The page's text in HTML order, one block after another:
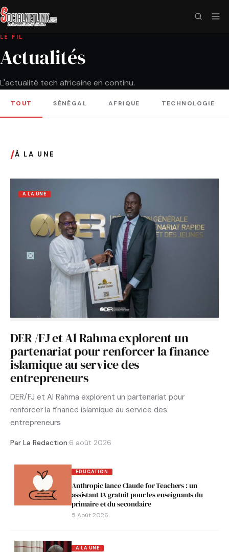
LE FIL
Actualités
L'actualité tech africaine en continu.
TOUT SÉNÉGAL AFRIQUE TECHNOLOGIE
/À LA UNE
A LA UNE
DER /FJ et Al Rahma explorent un
partenariat pour renforcer la finance
islamique au service des
entrepreneurs
DER/FJ et Al Rahma explorent un partenariat pour
renforcer la finance islamique au service des
entrepreneurs
Par La Redaction·6 août 2026
EDUCATION
Anthropic lance Claude for Teachers : un
assistant IA gratuit pour les enseignants du
primaire et du secondaire
5 Août 2026
A LA UNE